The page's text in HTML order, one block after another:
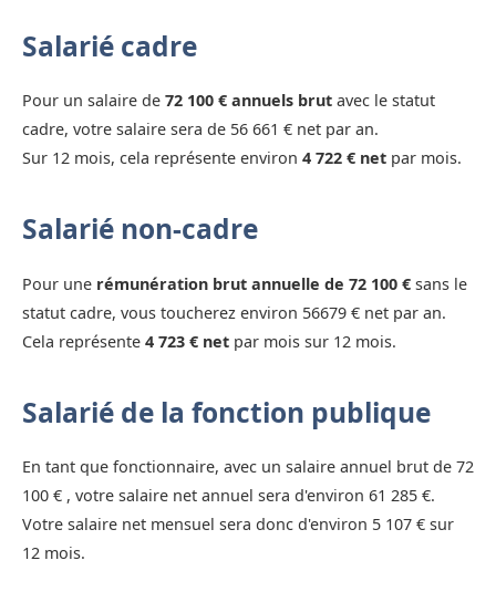
Salarié cadre
Pour un salaire de 72 100 € annuels brut avec le statut
cadre, votre salaire sera de 56 661 € net par an.
Sur 12 mois, cela représente environ 4 722 € net par mois.
Salarié non-cadre
Pour une rémunération brut annuelle de 72 100 € sans le
statut cadre, vous toucherez environ 56679 € net par an.
Cela représente 4 723 € net par mois sur 12 mois.
Salarié de la fonction publique
En tant que fonctionnaire, avec un salaire annuel brut de 72
100 € , votre salaire net annuel sera d'environ 61 285 €.
Votre salaire net mensuel sera donc d'environ 5 107 € sur
12 mois.